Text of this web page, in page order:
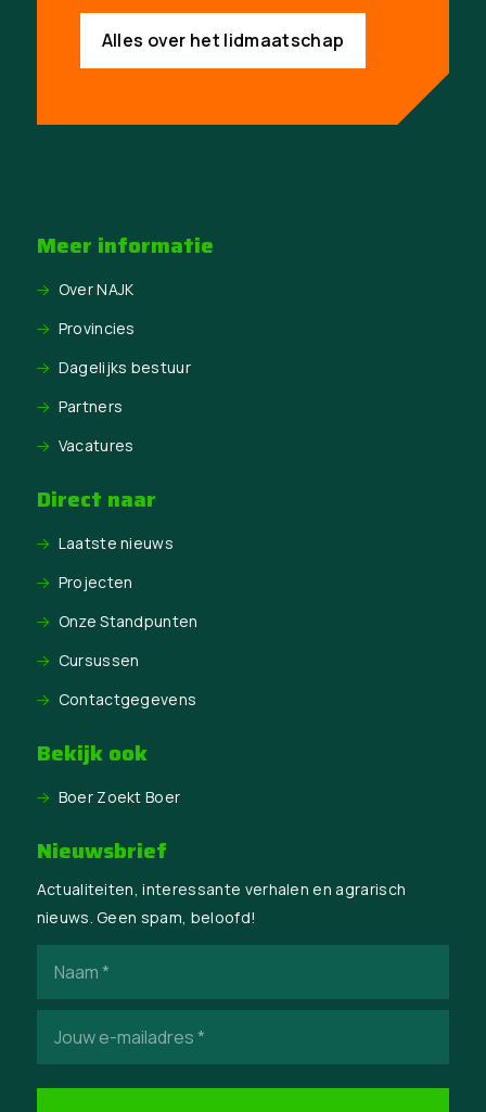
Alles over het lidmaatschap
Meer informatie
Over NAJK
Provincies
Dagelijks bestuur
Partners
Vacatures
Direct naar
Laatste nieuws
Projecten
Onze Standpunten
Cursussen
Contactgegevens
Bekijk ook
Boer Zoekt Boer
Nieuwsbrief
Actualiteiten, interessante verhalen en agrarisch
nieuws. Geen spam, beloofd!
mailadres